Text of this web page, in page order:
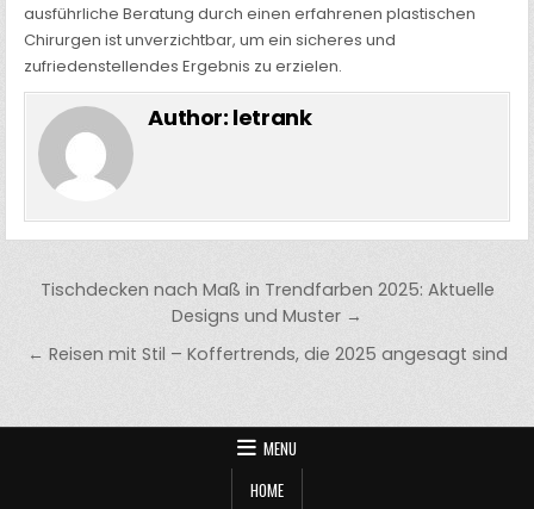
ausführliche Beratung durch einen erfahrenen plastischen
Chirurgen ist unverzichtbar, um ein sicheres und
zufriedenstellendes Ergebnis zu erzielen.
Author: letrank
Post
navigation
Tischdecken nach Maß in Trendfarben 2025: Aktuelle
Designs und Muster →
← Reisen mit Stil – Koffertrends, die 2025 angesagt sind
MENU
HOME